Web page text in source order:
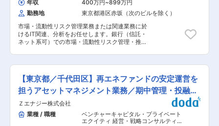
をとっています。経営統合が進む地方銀行のなか
では特徴のある取り組みを行っております。 ・運
用金額や組織体制（フロント50名程度、バックオ
フィス50名程度）と地域金融機関の中では最大級
規模です。 ◎運用子会社の設立 ・FFG投信株式会
社を設立（現在の投資家はFFG傘下の子銀行に限
券投資の多様化を推し進めております。 ・現在の
商品ラインナップは、株式・REITなどのパッシ
ンドを銀行本体と協業しながら企画し、運用にあ
たっております。 変更の範囲：会社の定める業務
す。 現在は、為替に特化したチームでトレーディ
ングを行っていますが、グローバル展開の加速と
ともに、コモディティ（金・原油など）を含む金
融商品全般への領域拡張も視野に入れています。
為替にとどまらず、金融の幅広いフィールドで活
躍できるポジションです。 ■就業環境 24時間3交
替制となります。1週単位での交代制勤務となり
22：00 （3）ニューヨークマーケット勤務…
22：00〜6：00 ※冠婚葬祭や家族行事などの際は
1か月前までに申請することでシフトの調整は柔
軟に行うことができます。 ■福利厚生 各種福利
厚生に加え、カフェテリアプランでは、Netflix見
放題、全国約33,000の宿泊施設の福利厚生価格
での提供等充実した支援が完備されています。※
年収
400万円~899万円
勤務地
東京都港区赤坂（次のビルを除く）
市場・流動性リスク管理業務または関連業務に於
けるIT関連、分析をお任せします。銀行（信託・
ネット系可）での市場・流動性リスク管理・推
ルタント系）等のご経験を活かしてご活躍いただ
けます。 ■当ポジションの魅力： ・当部門は育
てる文化や意識が強いため、安心感を持ってご入
社いただくことができます。 ・大手行にはないニ
ッチな商品を扱っているため、他行にはない経験
を積むことができます。 ■就業環境： 時差出勤
も活用しており、残業月平均20〜30時間。有休
は100%取得を推奨しています。 ■魅力ポイント
【東京都／千代田区】再エネファンドの安定運営を
担うアセットマネジメント業務／期中管理・投融資
管理業務
Ｚエナジー株式会社
業種 / 職種
ベンチャーキャピタル・プライベート
エクイティ 経営・戦略コンサルティン